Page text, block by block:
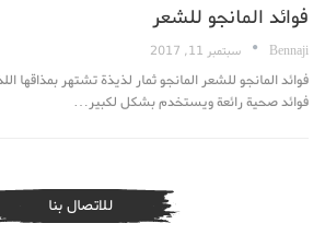
فوائد المانجو للشعر
Bennaji سبتمبر 11, 2017
فوائد المانجو للشعر المانجو ثمار لذيذة تشتهر بمذاقها
فوائد صحية رائعة ويستخدم بشكل لكبير…
للاتصال بنا